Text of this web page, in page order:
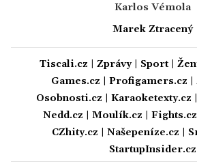
Karlos Vémola
Marek Ztracený
Tiscali.cz Zprávy| Sport|
Games.cz
Profigamers.cz
Osobnosti.cz
Karaoketexty.cz
Nedd.cz
Moulík.cz Fights.cz
CZhity.cz
Našepeníze.cz
StartupInsider.cz